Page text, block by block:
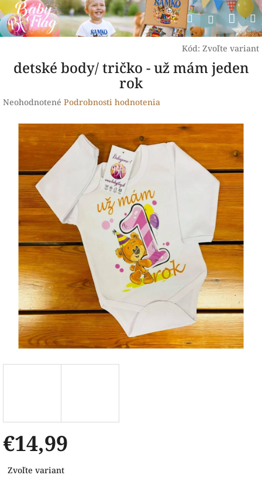
Prejsť
na
obsah
Hľadať
Kód: Zvoľte variant
detské body/ tričko - už mám jeden
rok
Priemerné
produktu
hviezdičiek.
Neohodnotené Podrobnosti hodnotenia
€14,99
cena:
Zvoľte variant